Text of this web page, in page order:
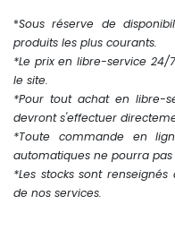
*Sous réserve de
produits les plus courants.
*Le prix en libre-service
le site.
*Pour tout achat en libre-
devront s'effectuer
*Toute commande en
automatiques ne pourra
*Les stocks sont
de nos services.